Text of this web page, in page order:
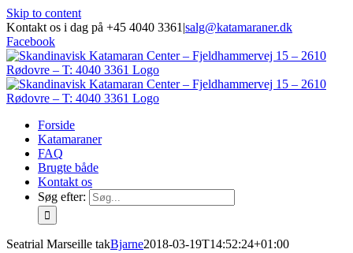
Skip to content
Kontakt os i dag på +45 4040 3361 |salg@katamaraner.dk
Facebook
Forside
Katamaraner
FAQ
Brugte både
Kontakt os
Søg efter:
Seatrial Marseille takBjarne2018-03-19T14:52:24+01:00